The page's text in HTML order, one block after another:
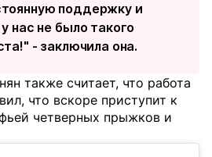
поддержку и
нас не было такого
- заключила она.
также считает, что работа
что вскоре приступит к
четверных прыжков и